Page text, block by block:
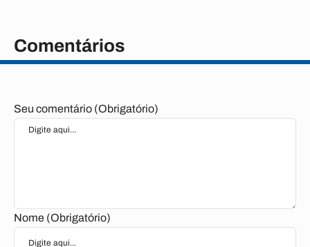
Comentários
Seu comentário (Obrigatório)
Nome (Obrigatório)